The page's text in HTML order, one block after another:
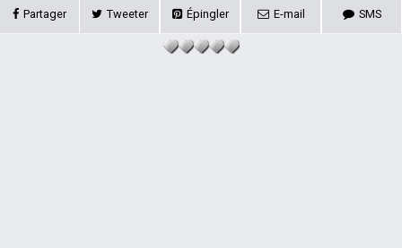
Partager Tweeter Épingler E-mail SMS